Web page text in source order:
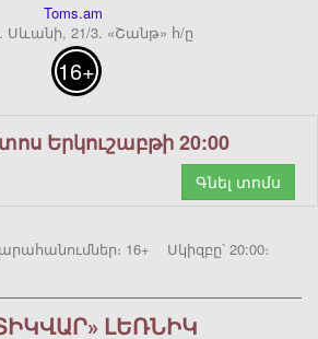
Toms.am
Սևանի, 21/3. «Շանթ» հ/ը
16+
Երկուշաբթի 20:00
Գնել տոմս
16+ Սկիզբը՝ 20:00։
ԼԵՌՆԻԿ